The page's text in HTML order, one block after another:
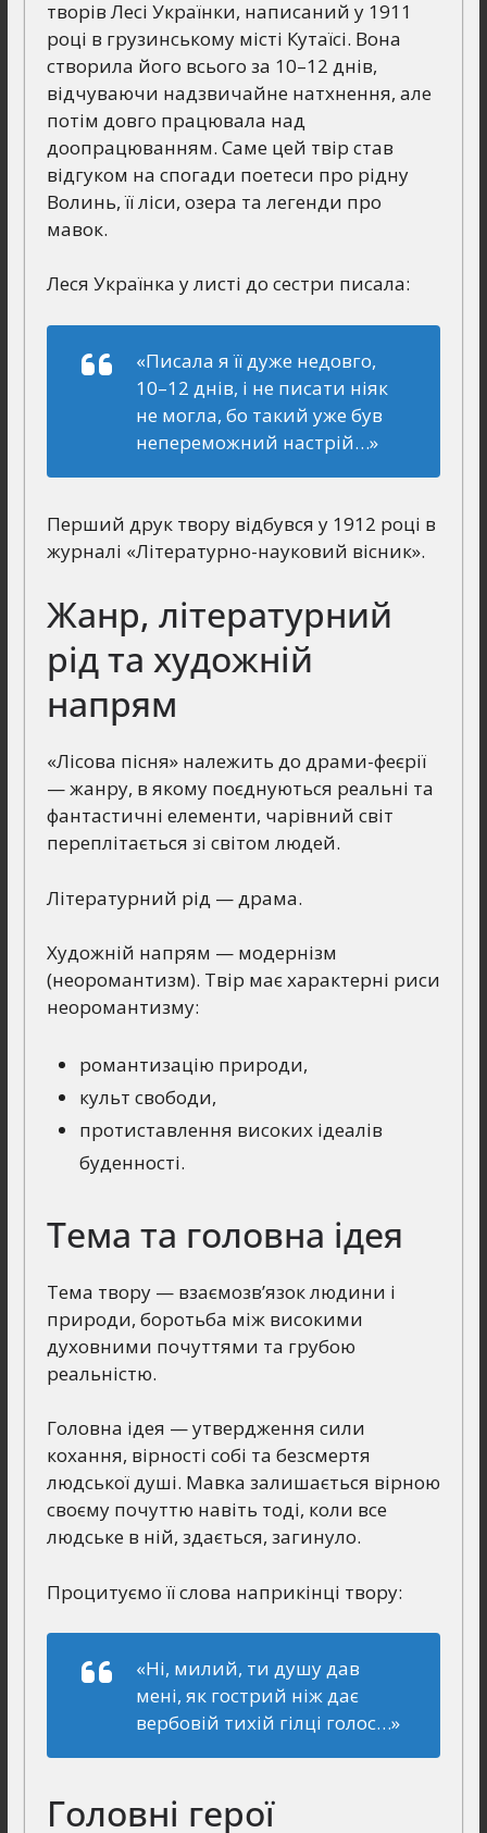
творів Лесі Українки, написаний у 1911
році в грузинському місті Кутаїсі. Вона
створила його всього за 10–12 днів,
відчуваючи надзвичайне натхнення, але
потім довго працювала над
доопрацюванням. Саме цей твір став
відгуком на спогади поетеси про рідну
Волинь, її ліси, озера та легенди про
мавок.
Леся Українка у листі до сестри писала:
«Писала я її дуже недовго,
10–12 днів, і не писати ніяк
не могла, бо такий уже був
непереможний настрій…»
Перший друк твору відбувся у 1912 році в
журналі «Літературно-науковий вісник».
Жанр, літературний
рід та художній
напрям
«Лісова пісня» належить до драми-феєрії
— жанру, в якому поєднуються реальні та
фантастичні елементи, чарівний світ
переплітається зі світом людей.
Літературний рід — драма.
Художній напрям — модернізм
(неоромантизм). Твір має характерні риси
неоромантизму:
романтизацію природи,
культ свободи,
протиставлення високих ідеалів
буденності.
Тема та головна ідея
Тема твору — взаємозв’язок людини і
природи, боротьба між високими
духовними почуттями та грубою
реальністю.
Головна ідея — утвердження сили
кохання, вірності собі та безсмертя
людської душі. Мавка залишається вірною
своєму почуттю навіть тоді, коли все
людське в ній, здається, загинуло.
Процитуємо її слова наприкінці твору:
«Ні, милий, ти душу дав
мені, як гострий ніж дає
вербовій тихій гілці голос…»
Головні герої